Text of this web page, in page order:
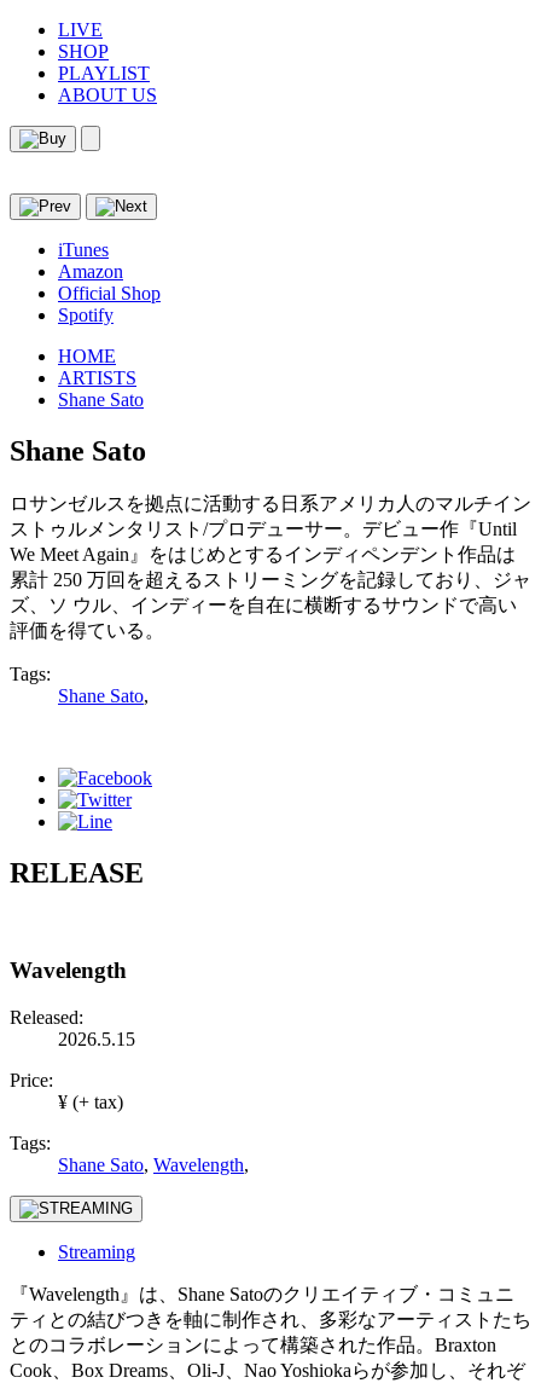
LIVE
SHOP
PLAYLIST
ABOUT US
iTunes
Amazon
Official Shop
Spotify
HOME
ARTISTS
Shane Sato
Shane Sato
ロサンゼルスを拠点に活動する日系アメリカ人のマルチイン
ストゥルメンタリスト/プロデューサー。デビュー作『Until
We Meet Again』をはじめとするインディペンデント作品は
累計 250 万回を超えるストリーミングを記録しており、ジャ
ズ、ソ ウル、インディーを自在に横断するサウンドで高い
評価を得ている。
Tags:
Shane Sato,
RELEASE
Wavelength
Released:
2026.5.15
Price:
¥ (+ tax)
Tags:
Shane Sato, Wavelength,
Streaming
『Wavelength』は、Shane Satoのクリエイティブ・コミュニ
ティとの結びつきを軸に制作され、多彩なアーティストたち
とのコラボレーションによって構築された作品。Braxton
Cook、Box Dreams、Oli-J、Nao Yoshiokaらが参加し、それぞ